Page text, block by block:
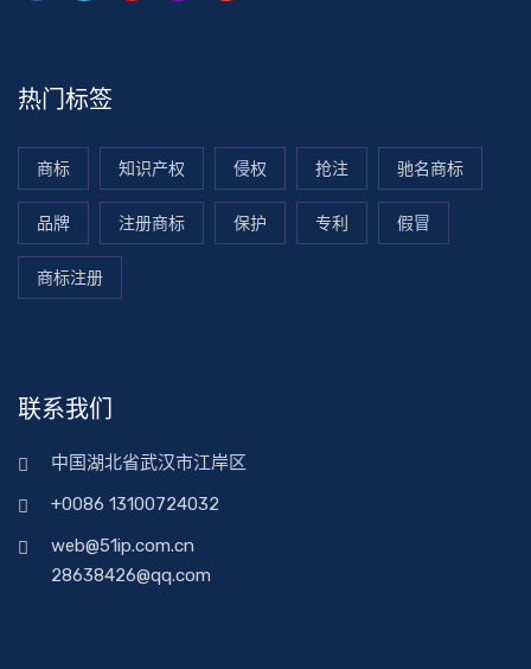
热门标签
商标 知识产权 侵权 抢注 驰名商标
品牌 注册商标 保护 专利 假冒
商标注册
联系我们
中国湖北省武汉市江岸区
+0086 13100724032
web@51ip.com.cn
28638426@qq.com